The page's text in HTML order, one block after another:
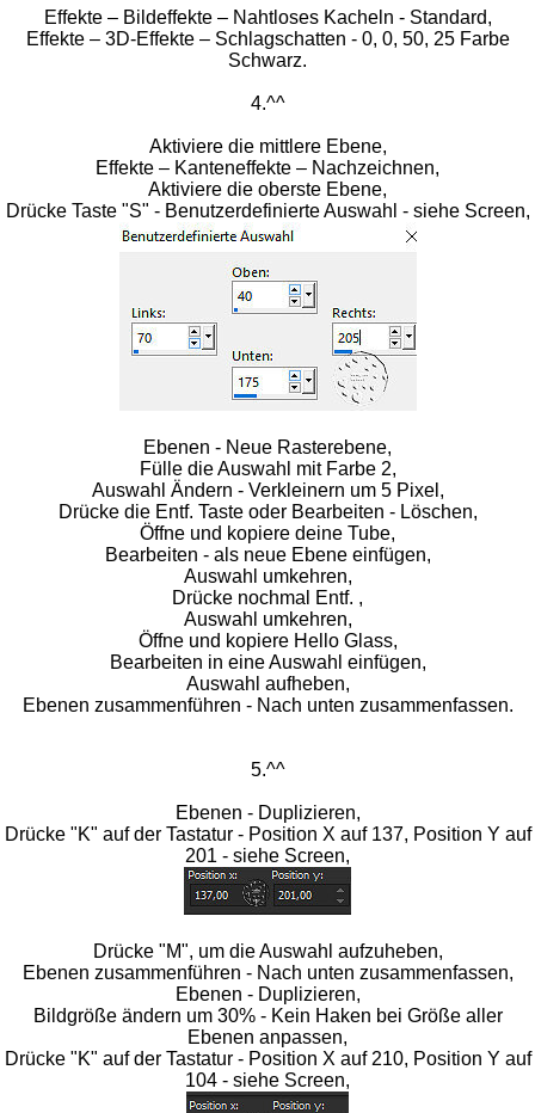
Effekte – Bildeffekte – Nahtloses Kacheln - Standard,
Effekte – 3D-Effekte – Schlagschatten - 0, 0, 50, 25 Farbe
Schwarz.
4.^^
Aktiviere die mittlere Ebene,
Effekte – Kanteneffekte – Nachzeichnen,
Aktiviere die oberste Ebene,
Drücke Taste "S" - Benutzerdefinierte Auswahl - siehe Screen,
Ebenen - Neue Rasterebene,
Fülle die Auswahl mit Farbe 2,
Auswahl Ändern - Verkleinern um 5 Pixel,
Drücke die Entf. Taste oder Bearbeiten - Löschen,
Öffne und kopiere deine Tube,
Bearbeiten - als neue Ebene einfügen,
Auswahl umkehren,
Drücke nochmal Entf. ,
Auswahl umkehren,
Öffne und kopiere Hello Glass,
Bearbeiten in eine Auswahl einfügen,
Auswahl aufheben,
Ebenen zusammenführen - Nach unten zusammenfassen.
5.^^
Ebenen - Duplizieren,
Drücke "K" auf der Tastatur - Position X auf 137, Position Y auf
201 - siehe Screen,
Drücke "M", um die Auswahl aufzuheben,
Ebenen zusammenführen - Nach unten zusammenfassen,
Ebenen - Duplizieren,
Bildgröße ändern um 30% - Kein Haken bei Größe aller
Ebenen anpassen,
Drücke "K" auf der Tastatur - Position X auf 210, Position Y auf
104 - siehe Screen,